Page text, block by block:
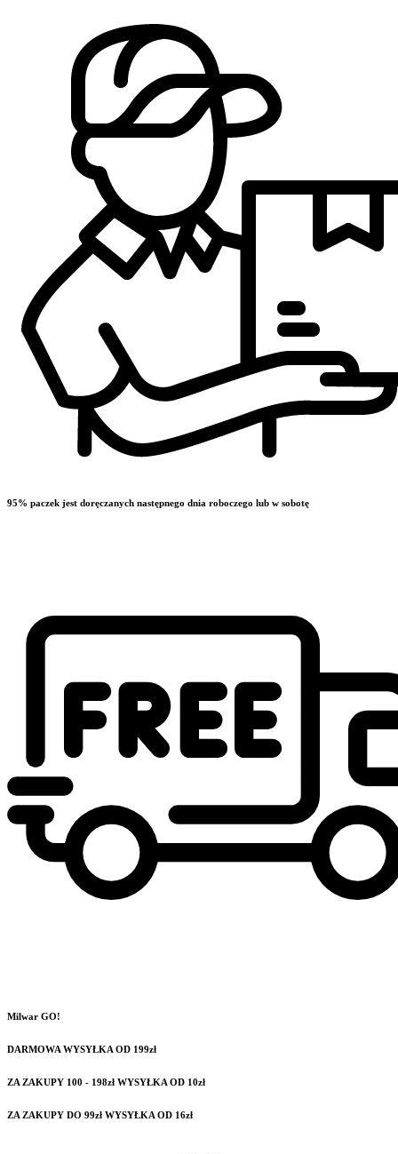
95% paczek jest doręczanych następnego dnia roboczego lub w sobotę
Milwar GO!
DARMOWA WYSYŁKA OD 199zł
ZA ZAKUPY 100 - 198zł WYSYŁKA OD 10zł
ZA ZAKUPY DO 99zł WYSYŁKA OD 16zł